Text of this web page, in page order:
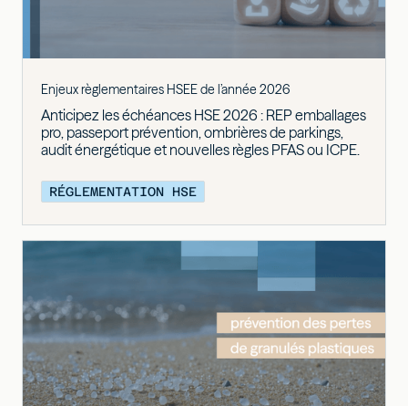
Enjeux règlementaires HSEE de l’année 2026
Anticipez les échéances HSE 2026 : REP emballages
pro, passeport prévention, ombrières de parkings,
audit énergétique et nouvelles règles PFAS ou ICPE.
RÉGLEMENTATION HSE